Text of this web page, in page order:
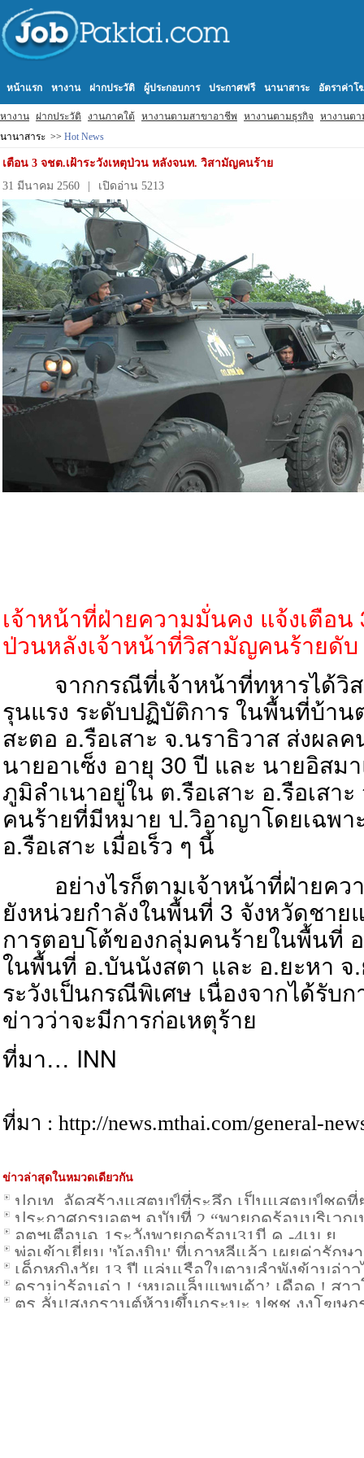
หางาน ฝากประวัติ งานภาคใต้ หางานตามสาขาอาชีพ หางานตามธุรกิจ หางานต
หน้าแรก หางาน ฝากประวัติ ผู้ประกอบการ ประกาศฟรี นานาสาระ อัตราค่า
นานาสาระ >> Hot News
เตือน 3 จชต.เฝ้าระวังเหตุป่วน หลังจนท. วิสามัญคนร้าย
31 มีนาคม 2560
เปิดอ่าน 5213
เจ้าหน้าที่ฝ่ายความมั่นคง แจ้งเตือน
ป่วนหลังเจ้าหน้าที่วิสามัญคนร้ายดับ
จากกรณีที่เจ้าหน้าที่ทหารได้
รุนแรง ระดับปฏิบัติการ ในพื้นที่บ้าน
สะตอ อ.รือเสาะ จ.นราธิวาส ส่งผล
นายอาเซ็ง อายุ 30 ปี และ นายอิสม
ภูมิลำเนาอยู่ใน ต.รือเสาะ อ.รือเสา
คนร้ายที่มีหมาย ป.วิอาญาโดยเฉพ
อ.รือเสาะ เมื่อเร็ว ๆ นี้
อย่างไรก็ตามเจ้าหน้าที่ฝ่ายค
ยังหน่วยกำลังในพื้นที่ 3 จังหวัดชาย
การตอบโต้ของกลุ่มคนร้ายในพื้นที่
ในพื้นที่ อ.บันนังสตา และ อ.ยะหา จ
ระวังเป็นกรณีพิเศษ เนื่องจากได้รับ
ข่าวว่าจะมีการก่อเหตุร้าย
ที่มา… INN
ที่มา : http://news.mthai.com/general-
ข่าวล่าสุดในหมวดเดียวกัน
ปณท. จัดสร้างแสตมป์ที่ระลึก เป็นแสตมป์ชุดที่
ประกาศกรมอุตุฯ ฉบับที่ 2 “พายุฤดูร้อนบริเว
ภาคใต้”
อุตุฯเตือนฉ.1ระวังพายุฤดูร้อน31มี.ค.-4เม.ย.
พ่อเข้าเยี่ยม 'น้องมิน' ที่เกาหลีแล้ว เผยค่ารักษ
เด็กหญิงวัย 13 ปี แล่นเรือใบตามลำพังข้ามอ่า
ดราม่าร้อนฉ่า ! ‘หมอแล็บแพนด้า’ เดือด ! สา
แต่ไม่มีงานทำ
ตร.ลั่น!สงกรานต์ห้ามขึ้นกระบะ ปชช.งงโฆษก